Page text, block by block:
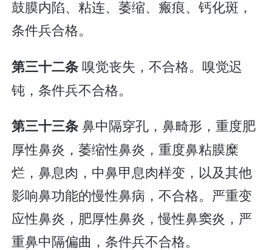
鼓膜内陷、粘连、萎缩、瘢痕、钙化斑，
条件兵合格。
第三十二条 嗅觉丧失，不合格。嗅觉迟
钝，条件兵不合格。
第三十三条鼻中隔穿孔，鼻畸形，重度肥
厚性鼻炎，萎缩性鼻炎，重度鼻粘膜糜
烂，鼻息肉，中鼻甲息肉样变，以及其他
影响鼻功能的慢性鼻病，不合格。严重变
应性鼻炎，肥厚性鼻炎，慢性鼻窦炎，严
重鼻中隔偏曲，条件兵不合格。